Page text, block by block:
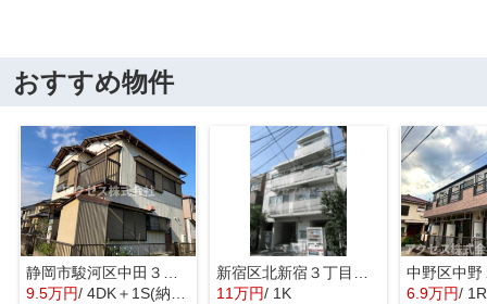
おすすめ物件
9.5万円/ 4DK＋1S(納戸)
11万円/ 1K 6.9万円/ 1R